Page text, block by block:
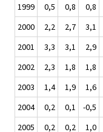
1999
0,5 0,8 0,8
2000
2,2 2,7 3,1
2001
3,3 3,1 2,9
2002
2,3 1,8 1,8
2003
1,4 1,9 1,6
2004
0,2 0,1 -0,5
2005
0,2 0,2 1,0